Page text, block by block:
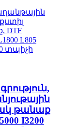
թանաք
I3200